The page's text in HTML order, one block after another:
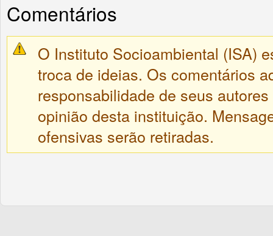
Comentários
O Instituto Socioambiental (ISA)
troca de ideias. Os comentários
responsabilidade de seus
opinião desta instituição.
ofensivas serão retiradas.